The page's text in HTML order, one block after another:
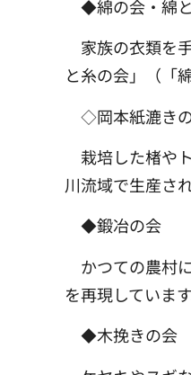
◆綿の会・綿
家族の衣類を
と糸の会」（「
◇岡本紙漉き
栽培した楮や
川流域で生産さ
◆鍛冶の会
かつての農村
を再現していま
◆木挽きの会